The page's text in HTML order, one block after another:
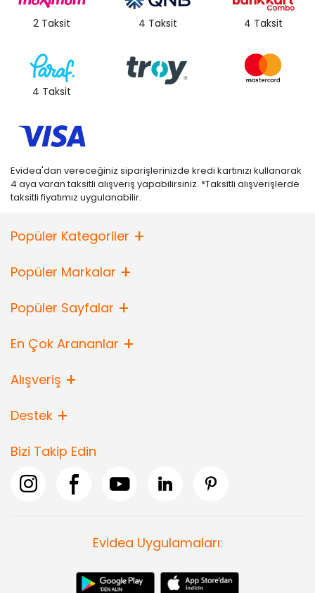
2 Taksit 4 Taksit 4 Taksit
4 Taksit
Evidea'dan vereceğiniz siparişlerinizde kredi kartınızı kullanarak
4 aya varan taksitli alışveriş yapabilirsiniz. *Taksitli alışverişlerde
taksitli fiyatımız uygulanabilir.
Popüler Kategoriler
Popüler Markalar
Popüler Sayfalar
En Çok Arananlar
Alışveriş
Destek
Bizi Takip Edin
Evidea Uygulamaları: